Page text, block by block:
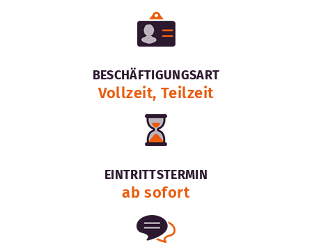
BESCHÄFTIGUNGSART
Vollzeit, Teilzeit
EINTRITTSTERMIN
ab sofort